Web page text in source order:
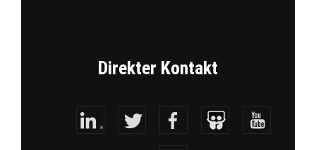
Direkter Kontakt